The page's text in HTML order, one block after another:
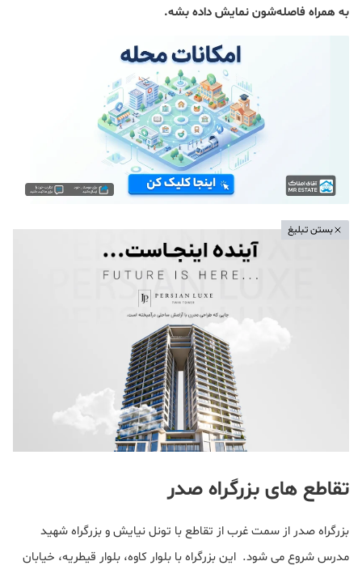
به همراه فاصله‌شون نمایش داده بشه.
بستن تبلیغ
تقاطع های بزرگراه صدر
بزرگراه صدر از سمت غرب از تقاطع با تونل نیایش و بزرگراه شهید
مدرس شروع می شود. این بزرگراه با بلوار کاوه، بلوار قیطریه، خیابان